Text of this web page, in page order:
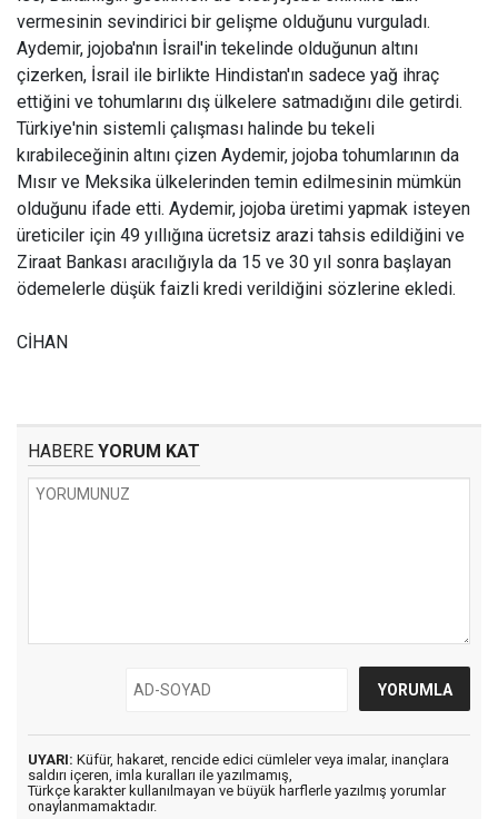
vermesinin sevindirici bir gelişme olduğunu vurguladı.
Aydemir, jojoba'nın İsrail'in tekelinde olduğunun altını
çizerken, İsrail ile birlikte Hindistan'ın sadece yağ ihraç
ettiğini ve tohumlarını dış ülkelere satmadığını dile getirdi.
Türkiye'nin sistemli çalışması halinde bu tekeli
kırabileceğinin altını çizen Aydemir, jojoba tohumlarının da
Mısır ve Meksika ülkelerinden temin edilmesinin mümkün
olduğunu ifade etti. Aydemir, jojoba üretimi yapmak isteyen
üreticiler için 49 yıllığına ücretsiz arazi tahsis edildiğini ve
Ziraat Bankası aracılığıyla da 15 ve 30 yıl sonra başlayan
ödemelerle düşük faizli kredi verildiğini sözlerine ekledi.
CİHAN
HABERE YORUM KAT
UYARI: Küfür, hakaret, rencide edici cümleler veya imalar, inançlara
saldırı içeren, imla kuralları ile yazılmamış,
Türkçe karakter kullanılmayan ve büyük harflerle yazılmış yorumlar
onaylanmamaktadır.